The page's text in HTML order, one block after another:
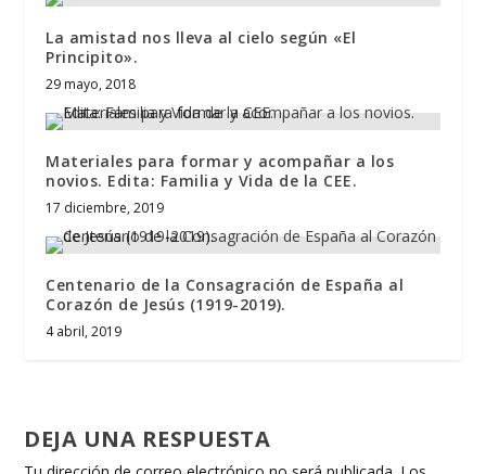
La amistad nos lleva al cielo según «El
Principito».
29 mayo, 2018
Materiales para formar y acompañar a los
novios. Edita: Familia y Vida de la CEE.
17 diciembre, 2019
Centenario de la Consagración de España al
Corazón de Jesús (1919-2019).
4 abril, 2019
DEJA UNA RESPUESTA